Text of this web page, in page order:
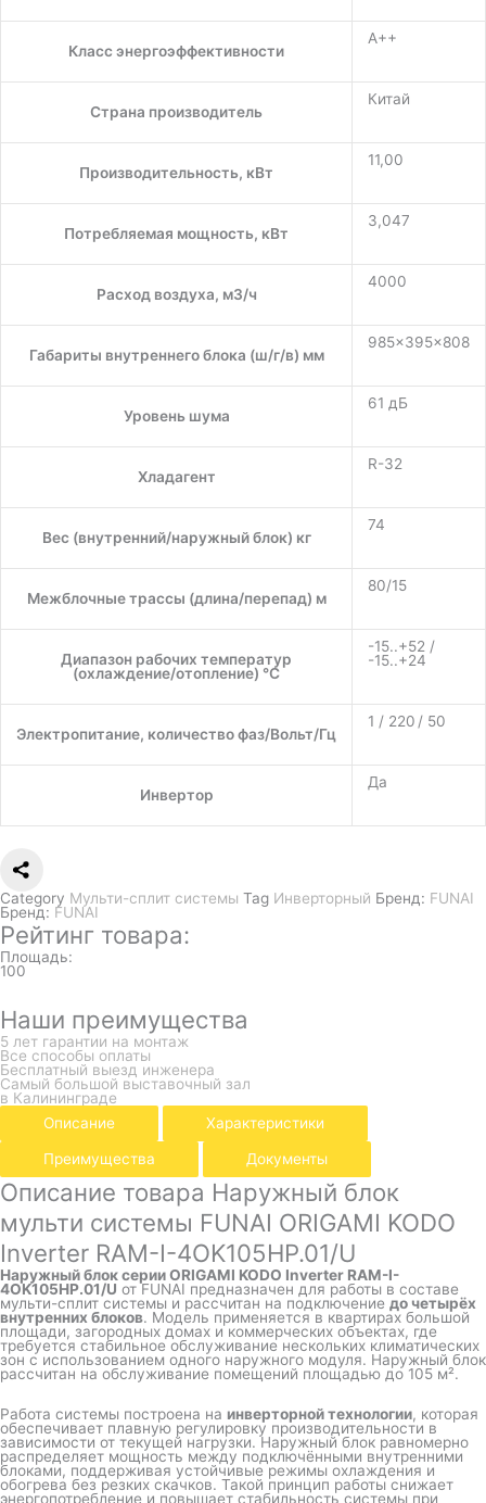
Класс энергоэффективности
A++
Страна производитель
Китай
Производительность, кВт
11,00
Потребляемая мощность, кВт
3,047
Расход воздуха, м3/ч
4000
Габариты внутреннего блока (ш/г/в) мм
985×395×808
Уровень шума
61 дБ
Хладагент
R-32
Вес (внутренний/наружный блок) кг
74
Межблочные трассы (длина/перепад) м
80/15
Диапазон рабочих температур
(охлаждение/отопление) °C
-15..+52 /
-15..+24
Электропитание, количество фаз/Вольт/Гц
1 / 220 / 50
Инвертор
Да
Category Мульти-сплит системы Tag Инверторный Бренд: FUNAI
Бренд: FUNAI
Рейтинг товара:
Площадь:
100
Наши преимущества
5 лет гарантии на монтаж
Все способы оплаты
Бесплатный выезд инженера
Самый большой выставочный зал
в Калининграде
Описание
Характеристики
Преимущества Документы
Описание товара Наружный блок
мульти системы FUNAI ORIGAMI KODO
Inverter RAM-I-4OK105HP.01/U
Наружный блок серии ORIGAMI KODO Inverter RAM-I-
4OK105HP.01/U отFUNAI предназначен для работы в составе
мульти-сплит системы и рассчитан на подключение до четырёх
внутренних блоков. Модель применяется в квартирах большой
площади, загородных домах и коммерческих объектах, где
требуется стабильное обслуживание нескольких климатических
зон с использованием одного наружного модуля. Наружный блок
рассчитан на обслуживание помещений площадью до 105 м².
Работа системы построена на инверторной технологии, которая
обеспечивает плавную регулировку производительности в
зависимости от текущей нагрузки. Наружный блок равномерно
распределяет мощность между подключёнными внутренними
блоками, поддерживая устойчивые режимы охлаждения и
обогрева без резких скачков. Такой принцип работы снижает
энергопотребление и повышает стабильность системы при